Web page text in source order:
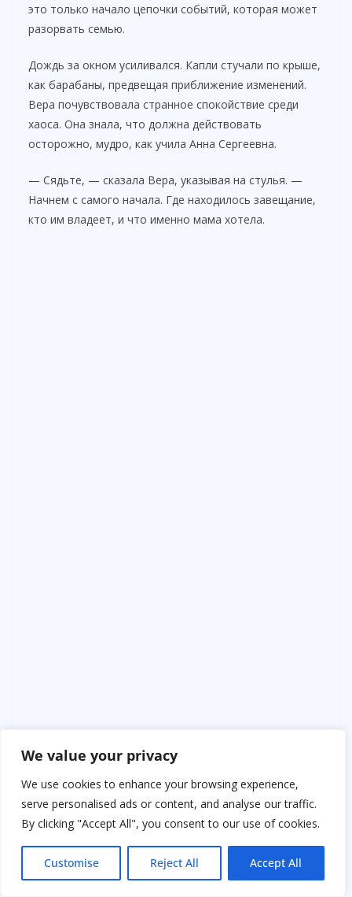
We value your privacy
We use cookies to enhance your browsing experience,
serve personalised ads or content, and analyse our traffic.
By clicking "Accept All", you consent to our use of cookies.
Customise Reject All Accept All
это только начало цепочки событий, которая может
разорвать семью.
Дождь за окном усиливался. Капли стучали по крыше,
как барабаны, предвещая приближение изменений.
Вера почувствовала странное спокойствие среди
хаоса. Она знала, что должна действовать
осторожно, мудро, как учила Анна Сергеевна.
— Сядьте, — сказала Вера, указывая на стулья. —
Начнем с самого начала. Где находилось завещание,
кто им владеет, и что именно мама хотела.
— Оно… в сейфе, — призналась она наконец. — Но
мы пока не открывали.
Вера почувствовала прилив энергии. Теперь всё было
на поверхности. Она знала, что следующая часть